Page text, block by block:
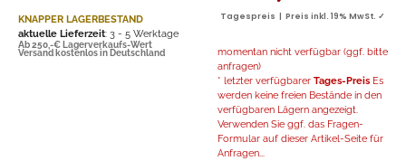
KNAPPER LAGERBESTAND
aktuelle Lieferzeit: 3 - 5 Werktage
Ab 250,-€ Lagerverkaufs-Wert
Versand kostenlos in Deutschland
Tagespreis | Preis inkl. 19% MwSt. ✓
momentan nicht verfügbar (ggf. bitte
anfragen)
* letzter verfügbarer Tages-Preis Es
werden keine freien Bestände in den
verfügbaren Lägern angezeigt.
Verwenden Sie ggf. das Fragen-
Formular auf dieser Artikel-Seite für
Anfragen...